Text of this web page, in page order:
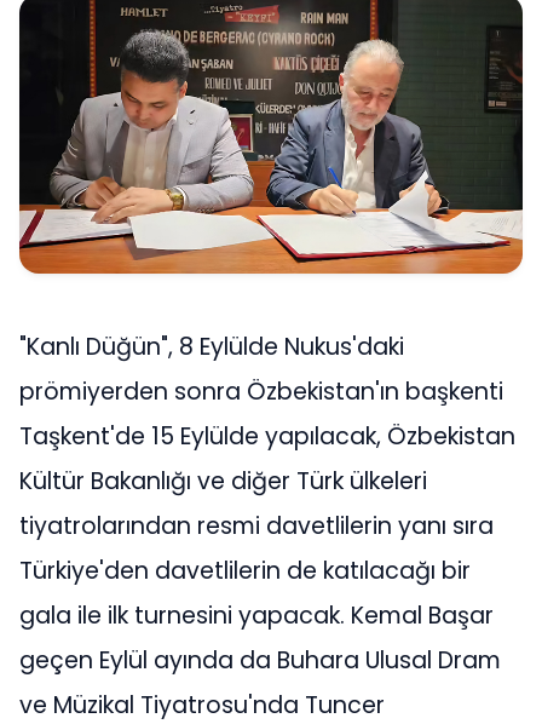
"Kanlı Düğün", 8 Eylülde Nukus'daki
prömiyerden sonra Özbekistan'ın başkenti
Taşkent'de 15 Eylülde yapılacak, Özbekistan
Kültür Bakanlığı ve diğer Türk ülkeleri
tiyatrolarından resmi davetlilerin yanı sıra
Türkiye'den davetlilerin de katılacağı bir
gala ile ilk turnesini yapacak. Kemal Başar
geçen Eylül ayında da Buhara Ulusal Dram
ve Müzikal Tiyatrosu'nda Tuncer